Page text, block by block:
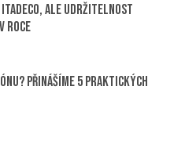
ITADECO, ale udržitelnost
roce
Přinášíme 5 praktických